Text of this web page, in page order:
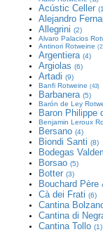
Acústic Celler
Alejandro
Allegrini (2)
Alvaro Palacios
Antinori Rotweine
Argentiera (4)
Argiolas (6)
Artadi (9)
Banfi Rotweine (43)
Barbanera (5)
Barón de Ley
Baron Philippe
Benjamin Leroux
Bersano (4)
Biondi Santi (8)
Bodegas
Borsao (5)
Botter (3)
Bouchard Père
Cà dei Frati (6)
Cantina
Cantina di
Cantina Tollo (1)